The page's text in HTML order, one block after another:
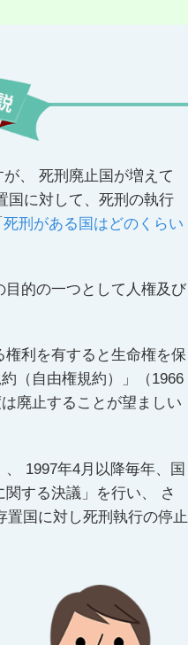
、 死刑廃止国が増えて
国に対して、死刑の執行
死刑がある国はどのくらい
目的の一つとして人権及び
利を有すると生命権を保
（自由権規約）」（1966
廃止することが望ましい
1997年4月以降毎年、国
する決議」を行い、 さ
置国に対し死刑執行の停止